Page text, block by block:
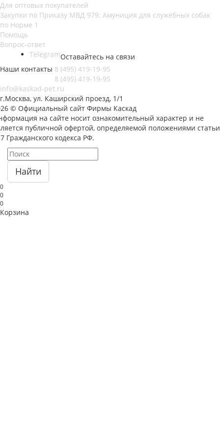
Для оптовых покупателей
Закупки по Приказу МВД 979: Амуниция для служебных собак
по Норме 1
Помощь
Вопрос-ответ
TelegramОставайтесь на связи
Наши контакты 8 (495) 419-19-95
8 (495) 419-19-95
info@kaskad-pet.ru
г.Москва, ул. Каширский проезд, 1/1
© Официальный сайт Фирмы Каскад
на сайте носит ознакомительный характер и не
публичной офертой, определяемой положениями статьи
Гражданского кодекса РФ.
Найти
0
0
0
Корзина